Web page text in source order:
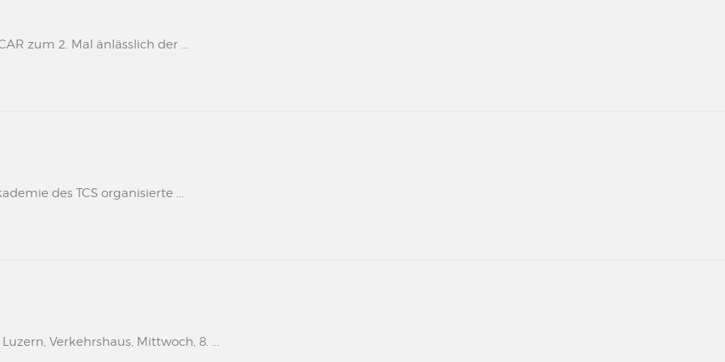
zum 2. Mal änlässlich der ...
des TCS organisierte ...
Verkehrshaus, Mittwoch, 8. ...